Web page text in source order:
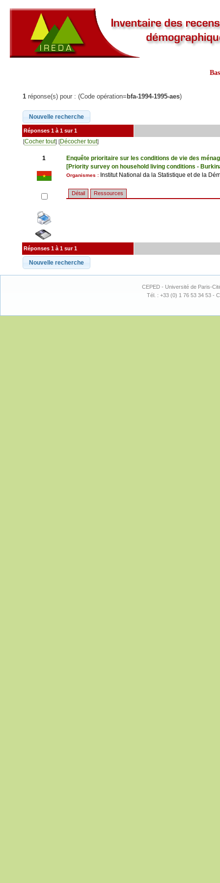
1 réponse(s) pour : (Code opération= bfa-1994-1995-aes)
Réponses 1 à 1 sur 1
[Cocher tout] [Décocher tout]
1
Enquête prioritaire sur les conditions de vie des
[Priority survey on household living conditions -
Organismes : Institut National da la Statistique et de la
Détail Ressources
Réponses 1 à 1 sur 1
CEPED - Université de Paris-
Tél. : +33 (0) 1 76 53 34 53 -